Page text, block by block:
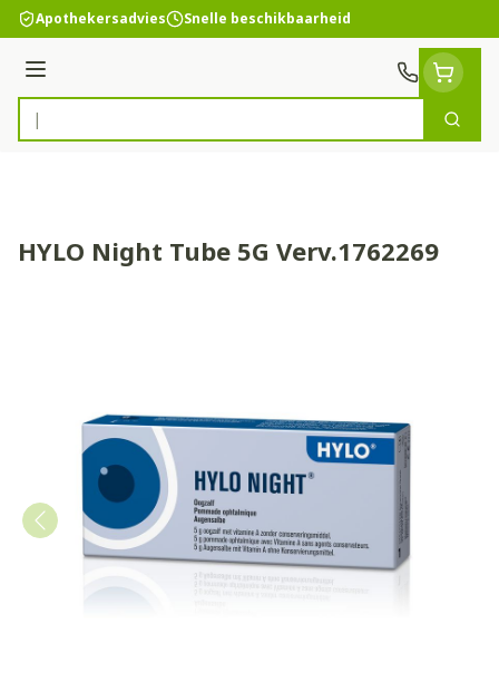
Ga naar de inhoud
Apothekersadvies Snelle beschikbaarheid
Menu
Product, merk, categorie...
Zoek
HYLO Night Tube 5G Verv.1762269